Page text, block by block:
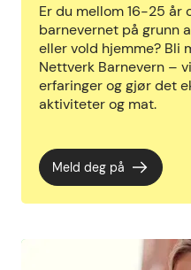
Er du mellom 16-25 år
barnevernet på grunn
eller vold hjemme? Bli
Nettverk Barnevern –
erfaringer og gjør det
aktiviteter og mat.
Meld deg på